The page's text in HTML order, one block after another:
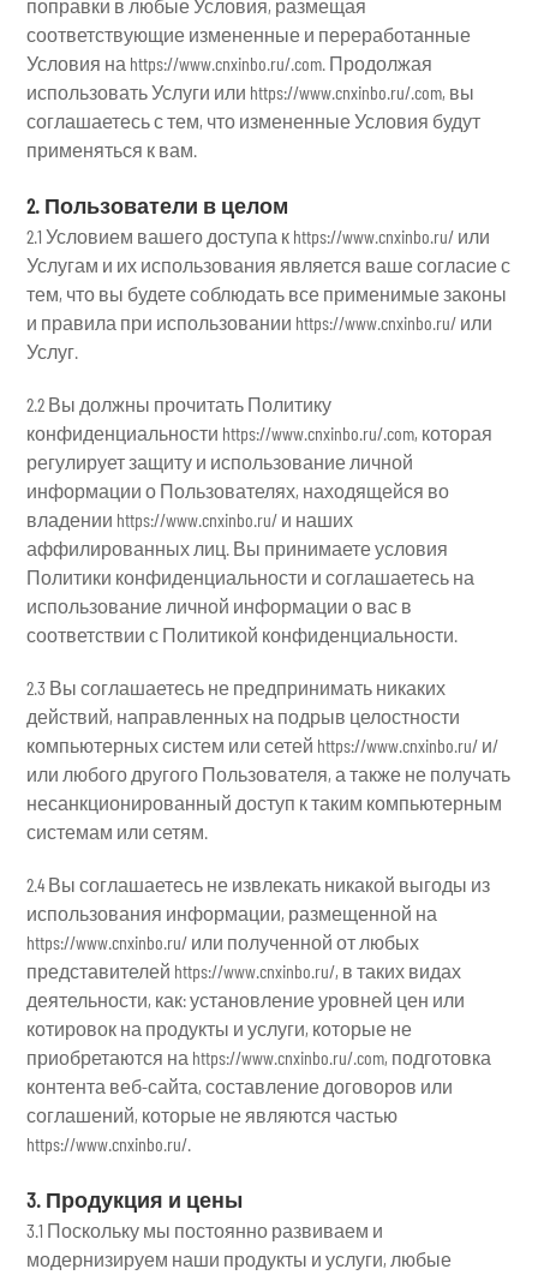
поправки в любые Условия, размещая
соответствующие измененные и переработанные
Условия на https://www.cnxinbo.ru/.com. Продолжая
использовать Услуги или https://www.cnxinbo.ru/.com, вы
соглашаетесь с тем, что измененные Условия будут
применяться к вам.
2. Пользователи в целом
2.1 Условием вашего доступа к https://www.cnxinbo.ru/ или
Услугам и их использования является ваше согласие с
тем, что вы будете соблюдать все применимые законы
и правила при использовании https://www.cnxinbo.ru/ или
Услуг.
2.2 Вы должны прочитать Политику
конфиденциальности https://www.cnxinbo.ru/.com, которая
регулирует защиту и использование личной
информации о Пользователях, находящейся во
владении https://www.cnxinbo.ru/ и наших
аффилированных лиц. Вы принимаете условия
Политики конфиденциальности и соглашаетесь на
использование личной информации о вас в
соответствии с Политикой конфиденциальности.
2.3 Вы соглашаетесь не предпринимать никаких
действий, направленных на подрыв целостности
компьютерных систем или сетей https://www.cnxinbo.ru/ и/
или любого другого Пользователя, а также не получать
несанкционированный доступ к таким компьютерным
системам или сетям.
2.4 Вы соглашаетесь не извлекать никакой выгоды из
использования информации, размещенной на
https://www.cnxinbo.ru/ или полученной от любых
представителей https://www.cnxinbo.ru/, в таких видах
деятельности, как: установление уровней цен или
котировок на продукты и услуги, которые не
приобретаются на https://www.cnxinbo.ru/.com, подготовка
контента веб-сайта, составление договоров или
соглашений, которые не являются частью
https://www.cnxinbo.ru/.
3. Продукция и цены
3.1 Поскольку мы постоянно развиваем и
модернизируем наши продукты и услуги, любые